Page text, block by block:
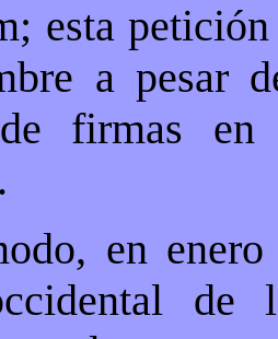
esta
a pesar
firmas
en